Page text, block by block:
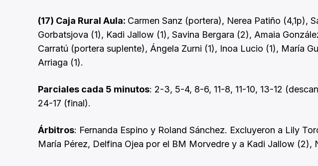
(17) Caja Rural Aula: Carmen Sanz (portera), Nerea Patiño (4,1p),
Gorbatsjova (1), Kadi Jallow (1), Savina Bergara (2), Amaia
Carratú (portera suplente), Ángela Zurni (1), Inoa Lucio (1), María
Arriaga (1).
Parciales cada 5 minutos: 2-3, 5-4, 8-6, 11-8, 11-10, 13-12
24-17 (final).
Árbitros: Fernanda Espino y Roland Sánchez. Excluyeron a Lily
María Pérez, Delfina Ojea por el BM Morvedre y a Kadi Jallow (2),